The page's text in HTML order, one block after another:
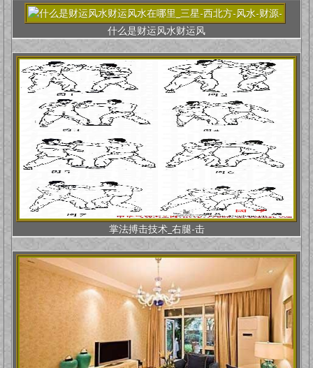
什么是财运风水财运风
掌法搏击技术_右腿-击